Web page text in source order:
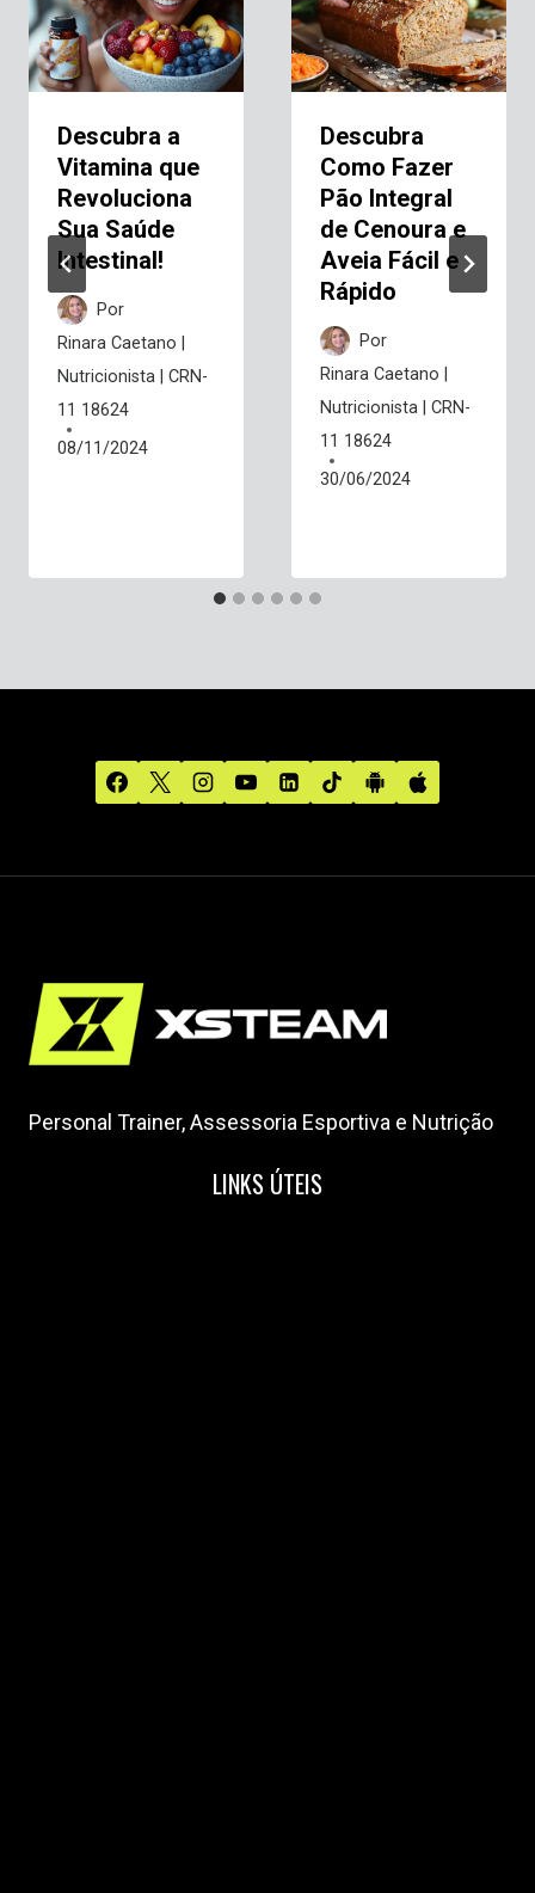
Descubra a
Vitamina que
Revoluciona
Sua Saúde
Intestinal!
Por
Rinara Caetano |
Nutricionista | CRN-
11 18624
08/11/2024
Descubra
Como Fazer
Pão Integral
de Cenoura e
Aveia Fácil e
Rápido
Por
Rinara Caetano |
Nutricionista | CRN-
11 18624
30/06/2024
Personal Trainer, Assessoria Esportiva e Nutrição
LINKS ÚTEIS